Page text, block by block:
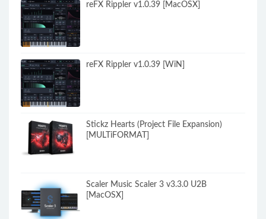
reFX Rippler v1.0.39 [MacOSX]
reFX Rippler v1.0.39 [WiN]
Stickz Hearts (Project File Expansion)
[MULTiFORMAT]
Scaler Music Scaler 3 v3.3.0 U2B
[MacOSX]